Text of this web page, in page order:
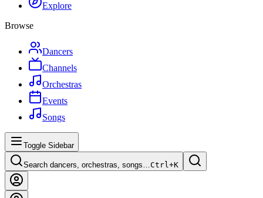
Explore
Browse
Dancers
Channels
Orchestras
Events
Songs
Toggle Sidebar
Search dancers, orchestras, songs…Ctrl+K